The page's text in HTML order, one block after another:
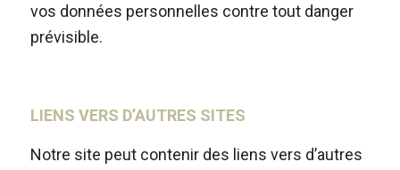
vos données personnelles contre tout danger
prévisible.
LIENS VERS D’AUTRES SITES
Notre site peut contenir des liens vers d’autres